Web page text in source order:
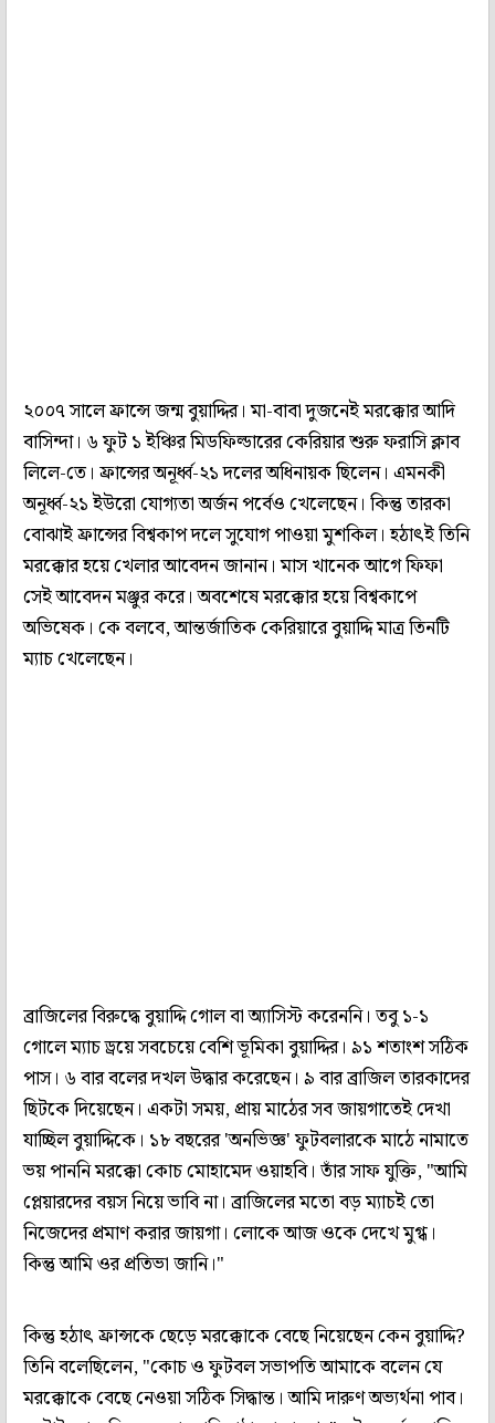
২০০৭ সালে ফ্রান্সে জন্ম বুয়াদ্দির। মা-বাবা দুজনেই মরক্কোর আদি
বাসিন্দা। ৬ ফুট ১ ইঞ্চির মিডফিল্ডারের কেরিয়ার শুরু ফরাসি ক্লাব
লিলে-তে। ফ্রান্সের অনূর্ধ্ব-২১ দলের অধিনায়ক ছিলেন। এমনকী
অনূর্ধ্ব-২১ ইউরো যোগ্যতা অর্জন পর্বেও খেলেছেন। কিন্তু তারকা
বোঝাই ফ্রান্সের বিশ্বকাপ দলে সুযোগ পাওয়া মুশকিল। হঠাৎই তিনি
মরক্কোর হয়ে খেলার আবেদন জানান। মাস খানেক আগে ফিফা
সেই আবেদন মঞ্জুর করে। অবশেষে মরক্কোর হয়ে বিশ্বকাপে
অভিষেক। কে বলবে, আন্তর্জাতিক কেরিয়ারে বুয়াদ্দি মাত্র তিনটি
ম্যাচ খেলেছেন।
ব্রাজিলের বিরুদ্ধে বুয়াদ্দি গোল বা অ্যাসিস্ট করেননি। তবু ১-১
গোলে ম্যাচ ড্রয়ে সবচেয়ে বেশি ভূমিকা বুয়াদ্দির। ৯১ শতাংশ সঠিক
পাস। ৬ বার বলের দখল উদ্ধার করেছেন। ৯ বার ব্রাজিল তারকাদের
ছিটকে দিয়েছেন। একটা সময়, প্রায় মাঠের সব জায়গাতেই দেখা
যাচ্ছিল বুয়াদ্দিকে। ১৮ বছরের 'অনভিজ্ঞ' ফুটবলারকে মাঠে নামাতে
ভয় পাননি মরক্কো কোচ মোহামেদ ওয়াহবি। তাঁর সাফ যুক্তি, "আমি
প্লেয়ারদের বয়স নিয়ে ভাবি না। ব্রাজিলের মতো বড় ম্যাচই তো
নিজেদের প্রমাণ করার জায়গা। লোকে আজ ওকে দেখে মুগ্ধ।
কিন্তু আমি ওর প্রতিভা জানি।"
কিন্তু হঠাৎ ফ্রান্সকে ছেড়ে মরক্কোকে বেছে নিয়েছেন কেন বুয়াদ্দি?
তিনি বলেছিলেন, "কোচ ও ফুটবল সভাপতি আমাকে বলেন যে
মরক্কোকে বেছে নেওয়া সঠিক সিদ্ধান্ত। আমি দারুণ অভ্যর্থনা পাব।